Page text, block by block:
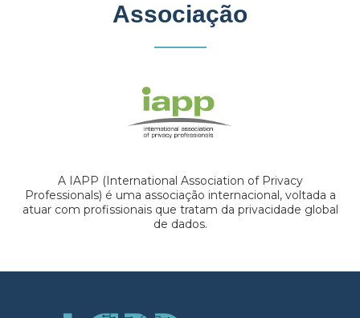
Associação
A IAPP (International Association of Privacy
Professionals) é uma associação internacional, voltada a
atuar com profissionais que tratam da privacidade global
de dados.